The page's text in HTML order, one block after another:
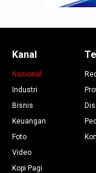
Kanal
Nasional
Industri
Bisnis
Keuangan
Foto
Video
Kopi Pagi